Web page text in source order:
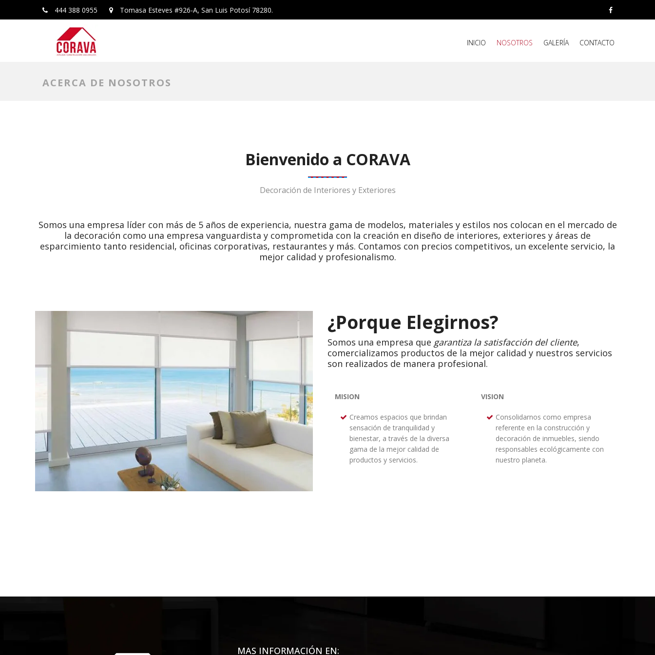
444 388 0955 Tomasa Esteves #926-A, San Luis Potosí 78280.
INICIO NOSOTROS GALERÍA CONTACTO
ACERCA DE NOSOTROS
Bienvenido a CORAVA
Decoración de Interiores y Exteriores
Somos una empresa líder con más de 5 años de experiencia, nuestra gama de modelos, materiales y estilos nos colocan en el mercado de
la decoración como una empresa vanguardista y comprometida con la creación en diseño de interiores, exteriores y áreas de
esparcimiento tanto residencial, oficinas corporativas, restaurantes y más. Contamos con precios competitivos, un excelente servicio, la
mejor calidad y profesionalismo.
¿Porque Elegirnos?
Somos una empresa que garantiza la satisfacción del cliente,
comercializamos productos de la mejor calidad y nuestros servicios
son realizados de manera profesional.
MISION
Creamos espacios que brindan
sensación de tranquilidad y
bienestar, a través de la diversa
gama de la mejor calidad de
productos y servicios.
VISION
Consolidarnos como empresa
referente en la construcción y
decoración de inmuebles, siendo
responsables ecológicamente con
nuestro planeta.
MAS INFORMACIÓN EN: